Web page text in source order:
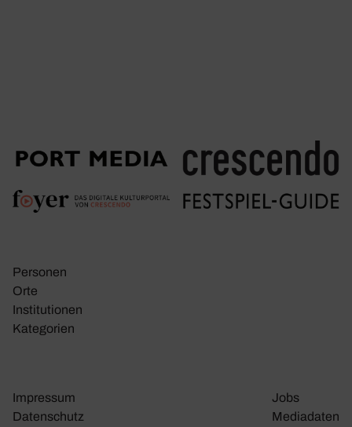
Personen
Orte
Insti­tu­tionen
Kate­go­rien
Impressum
Daten­schutz
Jobs
Media­daten